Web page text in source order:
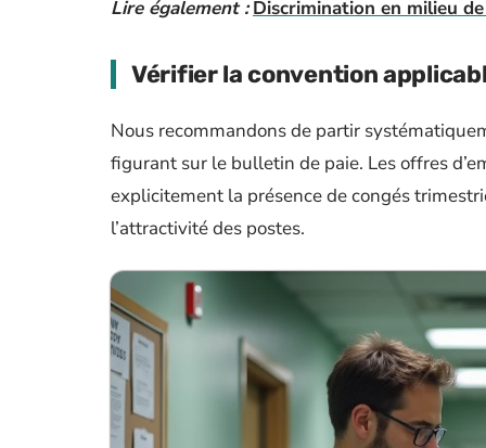
Lire également : Discrimination en milieu
Vérifier la convention
Nous recommandons de partir
figurant sur le bulletin de paie. Les offres
explicitement la présence de congés
l’attractivité des postes.